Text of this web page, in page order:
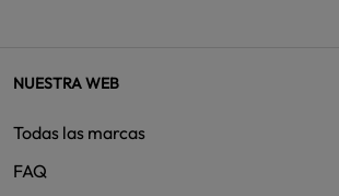
NUESTRA WEB
Todas las marcas
FAQ